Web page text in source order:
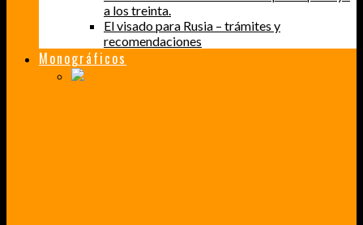
a los treinta.
El visado para Rusia – trámites y
recomendaciones
Monográficos